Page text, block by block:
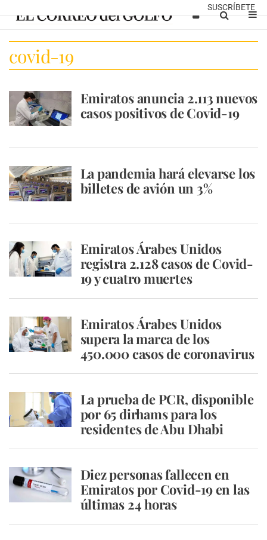
SUSCRÍBETE
covid-19
Emiratos anuncia 2.113 nuevos
casos positivos de Covid-19
La pandemia hará elevarse los
billetes de avión un 3%
Emiratos Árabes Unidos
registra 2.128 casos de Covid-
19 y cuatro muertes
Emiratos Árabes Unidos
supera la marca de los
450.000 casos de coronavirus
La prueba de PCR, disponible
por 65 dirhams para los
residentes de Abu Dhabi
Diez personas fallecen en
Emiratos por Covid-19 en las
últimas 24 horas